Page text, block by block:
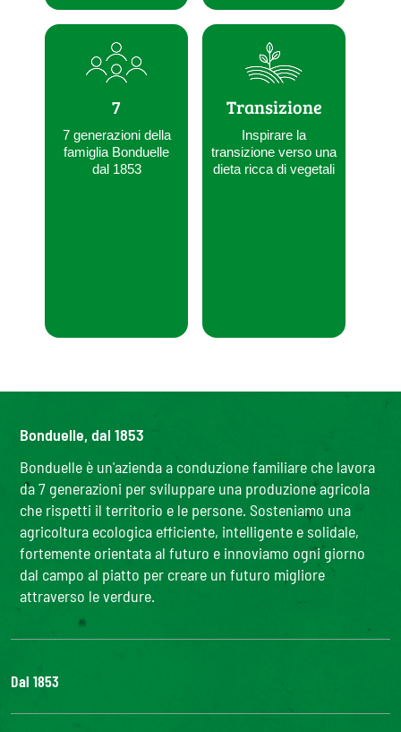
7
7 generazioni della
famiglia Bonduelle
dal 1853
Transizione
Inspirare la
transizione verso una
dieta ricca di vegetali
Bonduelle, dal 1853
Bonduelle è un'azienda a conduzione familiare che lavora
da 7 generazioni per sviluppare una produzione agricola
che rispetti il territorio e le persone. Sosteniamo una
agricoltura ecologica efficiente, intelligente e solidale,
fortemente orientata al futuro e innoviamo ogni giorno
dal campo al piatto per creare un futuro migliore
attraverso le verdure.
Dal 1853
Il Gruppo